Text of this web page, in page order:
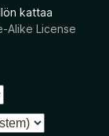
kattaa
Alike License